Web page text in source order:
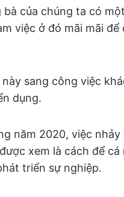
bà của chúng ta có
việc ở đó mãi mãi
sang công việc
dụng.
năm 2020, việc
xem là cách để
triển sự nghiệp.